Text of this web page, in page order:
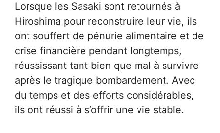
Lorsque les Sasaki sont retournés à
Hiroshima pour reconstruire leur vie, ils
ont souffert de pénurie alimentaire et de
crise financière pendant longtemps,
réussissant tant bien que mal à survivre
après le tragique bombardement. Avec
du temps et des efforts considérables,
ils ont réussi à s’offrir une vie stable.